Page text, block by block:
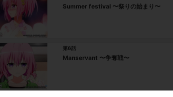
Summer festival 〜祭りの始まり〜
第6話
Manservant 〜争奪戦〜